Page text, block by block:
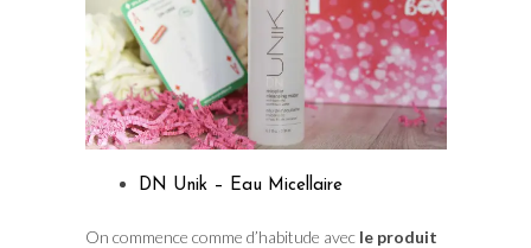
DN Unik – Eau Micellaire
On commence comme d’habitude avecle produit